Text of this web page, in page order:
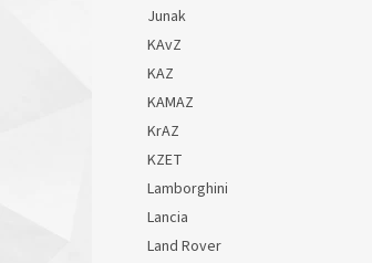
Junak
KAvZ
KAZ
KAMAZ
KrAZ
KZET
Lamborghini
Lancia
Land Rover